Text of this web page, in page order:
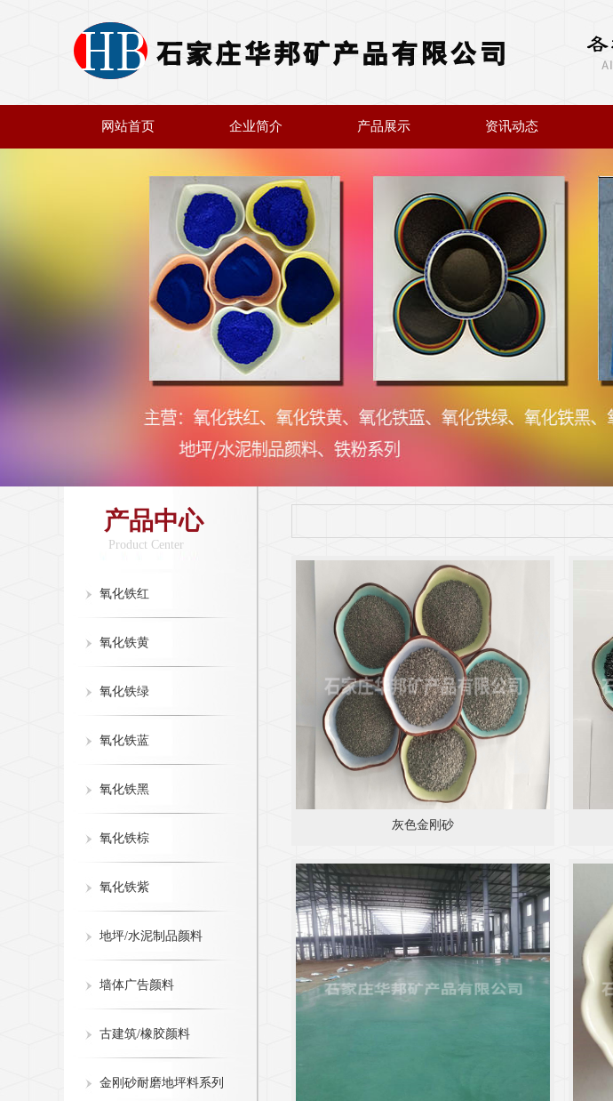
网站首页 企业简介 产品展示 资讯动态
产品中心
Product Center
氧化铁红
氧化铁黄
氧化铁绿
氧化铁蓝
氧化铁黑
氧化铁棕
氧化铁紫
地坪/水泥制品颜料
墙体广告颜料
古建筑/橡胶颜料
金刚砂耐磨地坪料系列
灰色金刚砂